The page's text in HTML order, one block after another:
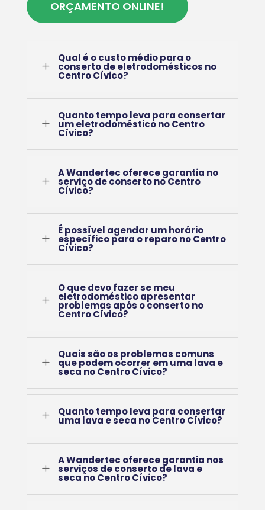
ORÇAMENTO ONLINE!
L
Qual é o custo médio para o
conserto de eletrodomésticos no
Centro Cívico?
L
Quanto tempo leva para consertar
um eletrodoméstico no Centro
Cívico?
L
A Wandertec oferece garantia no
serviço de conserto no Centro
Cívico?
L
É possível agendar um horário
específico para o reparo no Centro
Cívico?
L
O que devo fazer se meu
eletrodoméstico apresentar
problemas após o conserto no
Centro Cívico?
L
Quais são os problemas comuns
que podem ocorrer em uma lava e
seca no Centro Cívico?
L Quanto tempo leva para consertar
uma lava e seca no Centro Cívico?
L
A Wandertec oferece garantia nos
serviços de conserto de lava e
seca no Centro Cívico?